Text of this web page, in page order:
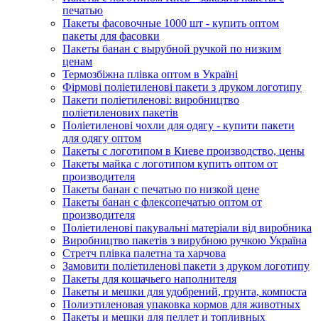
печатью
Пакеты фасовочные 1000 шт - купить оптом
пакеты для фасовки
Пакеты банан с вырубной ручкой по низким
ценам
Термозбіжна плівка оптом в Україні
Фірмові поліетиленові пакети з друком логотипу
Пакети поліетиленові: виробництво
поліетиленових пакетів
Поліетиленові чохли для одягу - купити пакети
для одягу оптом
Пакеты с логотипом в Киеве производство, цены
Пакеты майка с логотипом купить оптом от
производителя
Пакеты банан с печатью по низкой цене
Пакеты банан с флексопечатью оптом от
производителя
Поліетиленові пакувальні матеріали від виробника
Виробництво пакетів з вирубною ручкою Україна
Стретч плівка палетна та харчова
Замовити поліетиленові пакети з друком логотипу
Пакеты для кошачьего наполнителя
Пакеты и мешки для удобрений, грунта, компоста
Полиэтиленовая упаковка кормов для животных
Пакеты и мешки для пеллет и топливных